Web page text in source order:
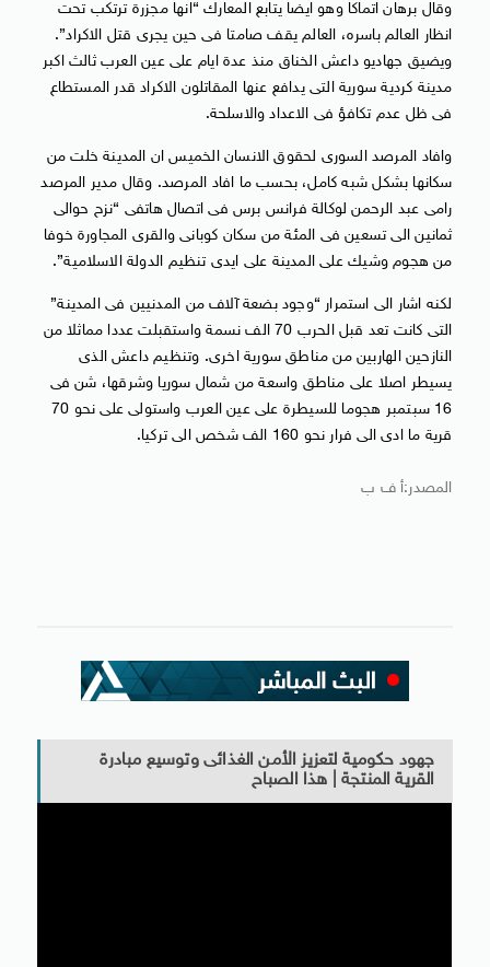
وقال برهان اتماكا وهو ايضا يتابع المعارك “انها مجزرة ترتكب تحت
انظار العالم باسره، العالم يقف صامتا فى حين يجرى قتل الاكراد”.
ويضيق جهاديو داعش الخناق منذ عدة ايام على عين العرب ثالث اكبر
مدينة كردية سورية التى يدافع عنها المقاتلون الاكراد قدر المستطاع
فى ظل عدم تكافؤ فى الاعداد والاسلحة.
وافاد المرصد السورى لحقوق الانسان الخميس ان المدينة خلت من
سكانها بشكل شبه كامل، بحسب ما افاد المرصد. وقال مدير المرصد
رامى عبد الرحمن لوكالة فرانس برس فى اتصال هاتفى “نزح حوالى
ثمانين الى تسعين فى المئة من سكان كوبانى والقرى المجاورة خوفا
من هجوم وشيك على المدينة على ايدى تنظيم الدولة الاسلامية”.
لكنه اشار الى استمرار “وجود بضعة آلاف من المدنيين فى المدينة”
التى كانت تعد قبل الحرب 70 الف نسمة واستقبلت عددا مماثلا من
النازحين الهاربين من مناطق سورية اخرى. وتنظيم داعش الذى
يسيطر اصلا على مناطق واسعة من شمال سوريا وشرقها، شن فى
16 سبتمبر هجوما للسيطرة على عين العرب واستولى على نحو 70
قرية ما ادى الى فرار نحو 160 الف شخص الى تركيا.
المصدر:أ ف ب
جهود حكومية لتعزيز الأمن الغذائى وتوسيع مبادرة
القرية المنتجة | هذا الصباح